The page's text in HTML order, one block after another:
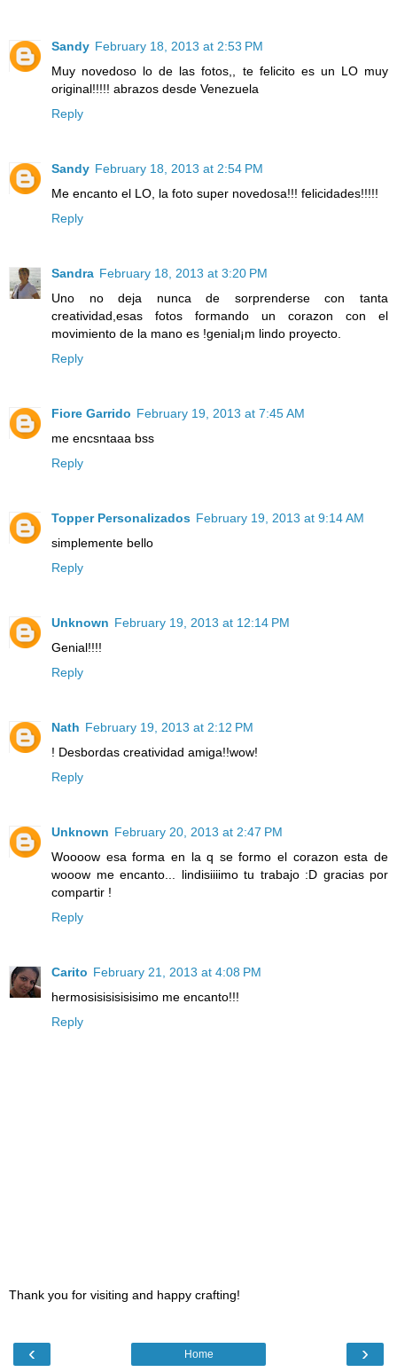
Sandy February 18, 2013 at 2:53 PM
Muy novedoso lo de las fotos,, te felicito es un LO muy
original!!!!! abrazos desde Venezuela
Reply
Sandy February 18, 2013 at 2:54 PM
Me encanto el LO, la foto super novedosa!!! felicidades!!!!!
Reply
Sandra February 18, 2013 at 3:20 PM
Uno no deja nunca de sorprenderse con tanta
creatividad,esas fotos formando un corazon con el
movimiento de la mano es !genial¡m lindo proyecto.
Reply
Fiore Garrido February 19, 2013 at 7:45 AM
me encsntaaa bss
Reply
Topper Personalizados February 19, 2013 at 9:14 AM
simplemente bello
Reply
Unknown February 19, 2013 at 12:14 PM
Genial!!!!
Reply
Nath February 19, 2013 at 2:12 PM
! Desbordas creatividad amiga!!wow!
Reply
Unknown February 20, 2013 at 2:47 PM
Woooow esa forma en la q se formo el corazon esta de
wooow me encanto... lindisiiiimo tu trabajo :D gracias por
compartir !
Reply
Carito February 21, 2013 at 4:08 PM
hermosisisisisisimo me encanto!!!
Reply
Thank you for visiting and happy crafting!
‹ ›
Home